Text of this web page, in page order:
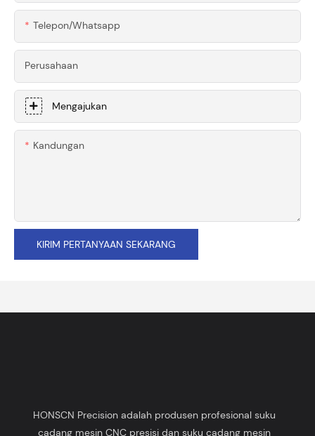
Telepon/whatsapp
Perusahaan
Mengajukan
Kandungan
KIRIM PERTANYAAN SEKARANG
HONSCN Precision adalah produsen profesional suku
cadang mesin CNC presisi dan suku cadang mesin